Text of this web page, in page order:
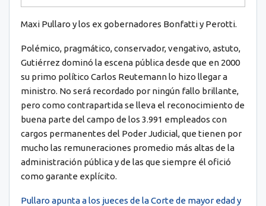
Maxi Pullaro y los ex gobernadores Bonfatti y Perotti.
Polémico, pragmático, conservador, vengativo, astuto,
Gutiérrez dominó la escena pública desde que en 2000
su primo político Carlos Reutemann lo hizo llegar a
ministro. No será recordado por ningún fallo brillante,
pero como contrapartida se lleva el reconocimiento de
buena parte del campo de los 3.991 empleados con
cargos permanentes del Poder Judicial, que tienen por
mucho las remuneraciones promedio más altas de la
administración pública y de las que siempre él ofició
como garante explícito.
Pullaro apunta a los jueces de la Corte de mayor edad y